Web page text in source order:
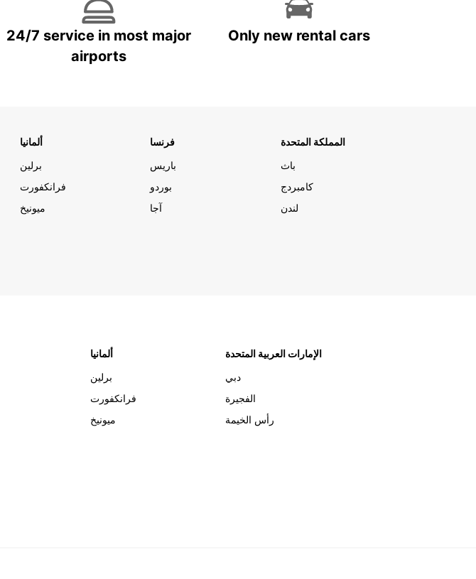
24/7 service in most major
airports
Only new rental cars
ألمانيا
برلين
فرانكفورت
ميونيخ
فرنسا
باريس
بوردو
آجا
المملكة المتحدة
باث
كامبردج
لندن
ألمانيا
برلين
فرانكفورت
ميونيخ
الإمارات العربية المتحدة
دبي
الفجيرة
رأس الخيمة